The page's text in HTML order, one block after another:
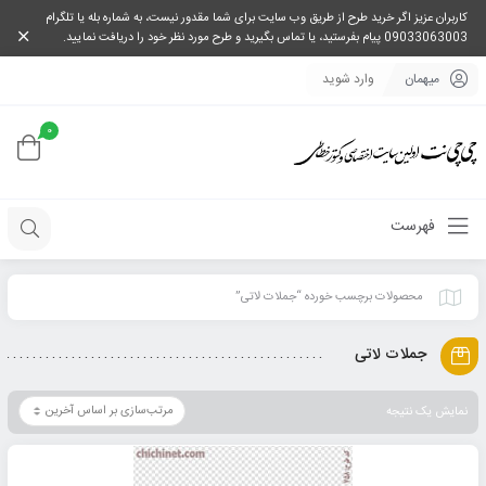
کاربران عزیز اگر خرید طرح از طریق وب سایت برای شما مقدور نیست، به شماره بله یا تلگرام
09033063003 پیام بفرستید، یا تماس بگیرید و طرح مورد نظر خود را دریافت نمایید.
میهمان وارد شوید
0
فهرست
محصولات برچسب خورده “جملات لاتی”
جملات لاتی
نمایش یک نتیجه